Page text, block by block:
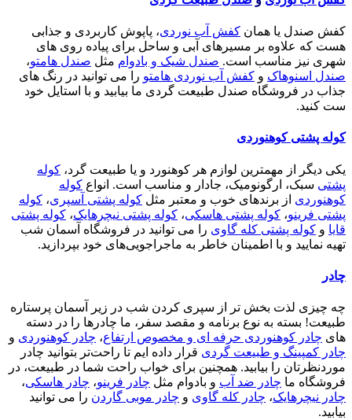
کفش صندل یا همان کفش آب نوردی، پاپوش کاربردی و جذابی
هست که علاوه بر مسیرهای آبی و ساحل برای پیاده روی های
شهری نیز مناسب است. صندل شیک و بادوام مثل صندل هامتو،
صندل اسنوهاک و کفش آب نوردی هامتو را می توانید در رنگ های
جذاب در فروشگاه صندل طبیعت گردی ما بیابید و با استایل خود
ست کنید.
کوله پشتی کوهنوردی
یکی دیگر از مهمترین لوازم هر کوهنورد و یا طبیعت گرد، کوله
پشتی سبک، ارگونومیک، جادار و مناسب است. انواع کوله
کوهنوردی از برندهای خوب و معتبر مثل کوله پشتی آسپری، کوله
پشتی فرینو، کوله پشتی هاسکی، کوله پشتی نیچرهایک، کوله پشتی
قایا و کوله پشتی کله گاوی را می توانید در فروشگاه آسمان شب
تهیه نمایید و با اطمینان خاطر به ماجراجویی‌های خود بپردازید.
چادر
چه چیزی لذت بخش تر از سپری کردن شب در زیر آسمان پرستاره
طبیعت! بسته به نوع برنامه و مقصد سفر، ما چادرها را در دسته
های چادر کوهنوردی حرفه ای و مخصوص ارتفاع، چادر کوهنوردی و
چادر کمپینگ و طبیعت گردی قرار داده ایم تا راحت‌تر بتوانید چادر
موردنظرتان را بیابید. همچنین برای خواب راحت شما در طبیعت، در
فروشگاه ما چادر ضد آب و بادوام مثل چادر فرینو، چادر هاسکی،
چادر نیچرهایک، چادر کله گاوی و چادر موبی گاردن را می توانید
بیابید.